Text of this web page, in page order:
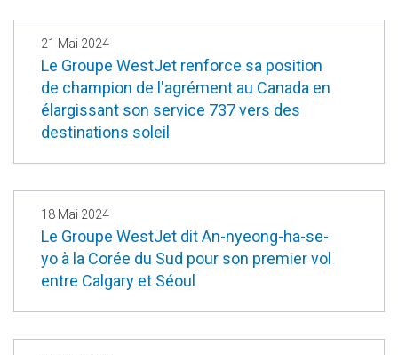
21 Mai 2024
Le Groupe WestJet renforce sa position
de champion de l'agrément au Canada en
élargissant son service 737 vers des
destinations soleil
18 Mai 2024
Le Groupe WestJet dit An-nyeong-ha-se-
yo à la Corée du Sud pour son premier vol
entre Calgary et Séoul